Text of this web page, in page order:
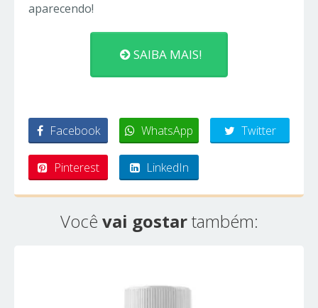
aparecendo!
SAIBA MAIS!
Facebook WhatsApp Twitter
Pinterest LinkedIn
Você vai gostartambém: